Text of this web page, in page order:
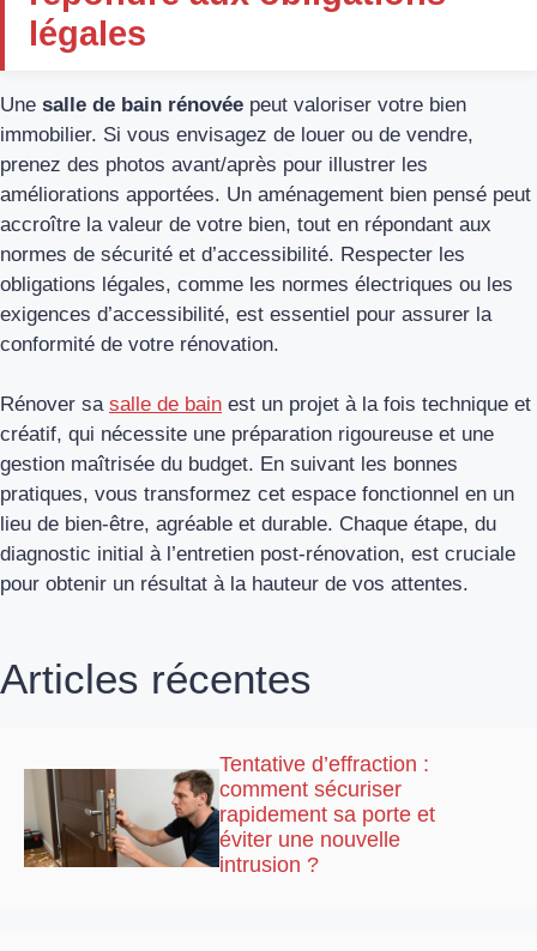
légales
Une salle de bain rénovée peut valoriser votre bien
immobilier. Si vous envisagez de louer ou de vendre,
prenez des photos avant/après pour illustrer les
améliorations apportées. Un aménagement bien pensé peut
accroître la valeur de votre bien, tout en répondant aux
normes de sécurité et d’accessibilité. Respecter les
obligations légales, comme les normes électriques ou les
exigences d’accessibilité, est essentiel pour assurer la
conformité de votre rénovation.
Rénover sa salle de bain est un projet à la fois technique et
créatif, qui nécessite une préparation rigoureuse et une
gestion maîtrisée du budget. En suivant les bonnes
pratiques, vous transformez cet espace fonctionnel en un
lieu de bien-être, agréable et durable. Chaque étape, du
diagnostic initial à l’entretien post-rénovation, est cruciale
pour obtenir un résultat à la hauteur de vos attentes.
Articles récentes
Tentative d’effraction :
comment sécuriser
rapidement sa porte et
éviter une nouvelle
intrusion ?